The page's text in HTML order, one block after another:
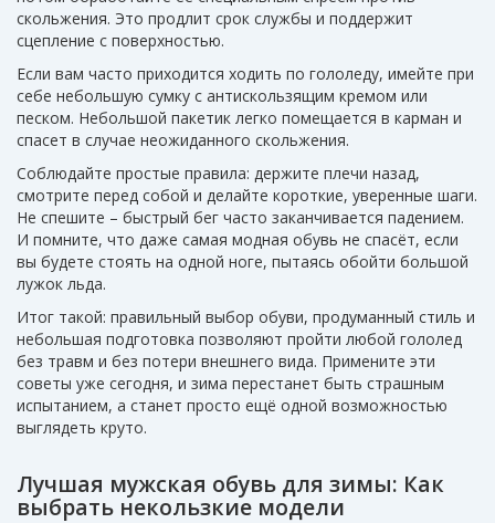
скольжения. Это продлит срок службы и поддержит
сцепление с поверхностью.
Если вам часто приходится ходить по гололеду, имейте при
себе небольшую сумку с антискользящим кремом или
песком. Небольшой пакетик легко помещается в карман и
спасет в случае неожиданного скольжения.
Соблюдайте простые правила: держите плечи назад,
смотрите перед собой и делайте короткие, уверенные шаги.
Не спешите – быстрый бег часто заканчивается падением.
И помните, что даже самая модная обувь не спасёт, если
вы будете стоять на одной ноге, пытаясь обойти большой
лужок льда.
Итог такой: правильный выбор обуви, продуманный стиль и
небольшая подготовка позволяют пройти любой гололед
без травм и без потери внешнего вида. Примените эти
советы уже сегодня, и зима перестанет быть страшным
испытанием, а станет просто ещё одной возможностью
выглядеть круто.
Лучшая мужская обувь для зимы: Как
выбрать некользкие модели